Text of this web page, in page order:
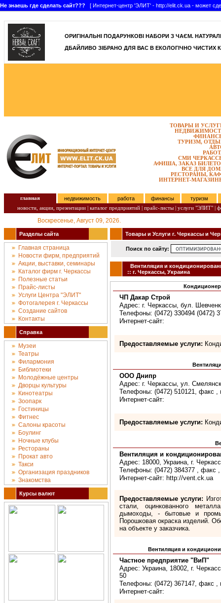
Не знаешь где сделать сайт??? [ Интернет-центр 'ЭЛИТ' - http://elit.ck.ua - может
]
ОРИГІНАЛЬНІ ПОДАРУНКОВІ НАБОРИ З ЧАЄМ.
ДБАЙЛИВО ЗІБРАНО ДЛЯ ВАС В ЕКОЛОГІЧНО ЧИСТИХ
ТОВАРЫ И
ТУРИЗМ,
СМИ
АФИША, ЗАКАЗ
ВСЕ ДЛЯ
РЕСТОРАНЫ,
ИНТЕРНЕТ-
главная недвижимость работа финансы
туризм
новости, акции, презентации | каталог предприятий | прайс-листы | услуги "ЭЛИТ" |
Воскресенье, Август 09, 2026.
Разделы сайта
Главная страница
Новости фирм, предприятий
Акции, выставки, семинары
Каталог фирм г. Черкассы
Полезные статьи
Прайс-листы
Услуги Центра "ЭЛИТ"
Фотогалерея г. Черкассы
Создание сайтов
Контакты
Справка
Музеи
Театры
Филармония
Библиотеки
Молодёжные центры
Дворцы культуры
Кинотеатры
Зоопарк
Гостиницы
Фитнес
Салоны красоты
Боулинг
Ночные клубы
Рестораны
Прокат авто
Такси
Организация праздников
Знакомства
Курсы валют
Товары и Услуги г. Черкассы и
Поиск по сайту:
Вентиляция и
:: г. Черкассы, Украина
ЧП Дакар Строй
Адрес: г. Черкассы, бул.
Телефоны: (0472) 330494 (0472)
Интернет-сайт:
Предоставляемые услуги:
ООО Днипр
Адрес: г. Черкассы, ул.
Телефоны: (0472) 510121, факс ,
Интернет-сайт:
Предоставляемые услуги:
Вентиляция и
Адрес: 18000, Украина, г.
Телефоны: (0472) 384377 , факс
Интернет-сайт: http://vent.ck.ua
Предоставляемые услуги:
стали, оцинкованного
дымоходы, - бытовые и
Порошковая окраска изделий.
на объекте у заказчика.
Вентиляция и
Частное предприятие "ВиП"
Адрес: Украина, 18002, г.
50
Телефоны: (0472) 367147, факс ,
Интернет-сайт: